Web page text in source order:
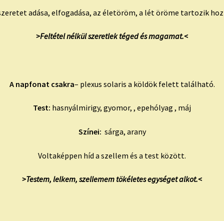
adása, elfogadása, az életöröm, a lét öröme tartozik
>Feltétel nélkül szeretlek téged és magamat.<
A napfonat csakra– plexus solaris a köldök felett található.
Test: hasnyálmirigy, gyomor, , epehólyag , máj
Színei: sárga, arany
Voltaképpen híd a szellem és a test között.
>Testem, lelkem, szellemem tökéletes egységet alkot.<